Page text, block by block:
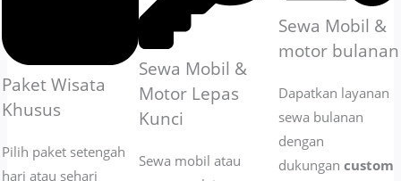
Paket Wisata
Khusus
Pilih paket setengah
hari atau sehari
Sewa Mobil &
Motor Lepas
Kunci
Sewa mobil atau
Sewa Mobil &
motor bulanan
Dapatkan layanan
sewa bulanan
dengan
dukungan custom